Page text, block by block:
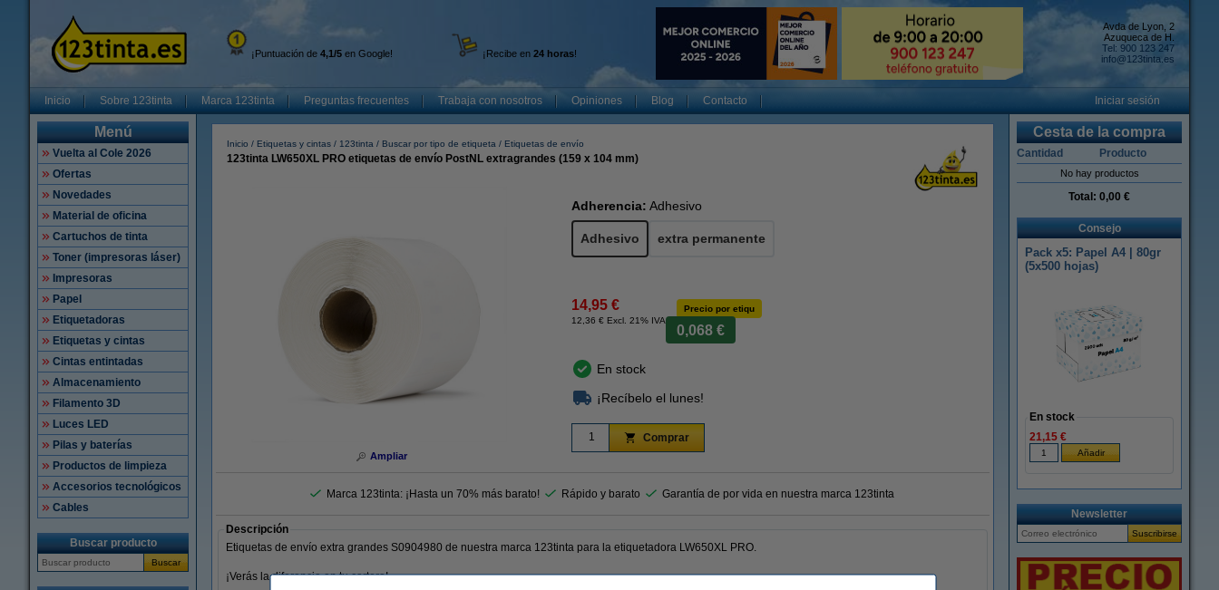
¡Puntuación de 4,1/5 en Google! ¡Recibe en 24 horas!
Avda de Lyon, 2
Azuqueca de H.
Tel: 900 123 247
info@123tinta.es
Inicio Sobre 123tinta Marca 123tinta Preguntas frecuentes Trabaja con nosotros Opiniones Blog Contacto Iniciar sesión
Menú
Vuelta al Cole 2026
Ofertas
Novedades
Material de oficina
Cartuchos de tinta
Toner (impresoras láser)
Impresoras
Papel
Etiquetadoras
Etiquetas y cintas
Cintas entintadas
Almacenamiento
Filamento 3D
Luces LED
Pilas y baterías
Productos de limpieza
Accesorios tecnológicos
Cables
Buscar producto
Buscar
Inicio Etiquetas y cintas 123tinta Buscar por tipo de etiqueta Etiquetas de envío
123tinta LW650XL PRO etiquetas de envío PostNL extragrandes (159 x 104 mm)
Ampliar
Adherencia: Adhesivo
Adhesivo extra permanente
14,95 €
12,36 € Excl. 21% IVA
Precio por etiqu
0,068 €
En stock
¡Recíbelo el lunes!
Comprar
Marca 123tinta: ¡Hasta un 70% más barato! Rápido y barato Garantía de por vida en nuestra marca 123tinta
Descripción
Etiquetas de envío extra grandes S0904980 de nuestra marca 123tinta para la etiquetadora LW650XL PRO.
¡Verás la diferencia en tu cartera!
Cesta de la compra
Cantidad Producto
No hay productos
Total: 0,00 €
Consejo
Pack x5: Papel A4 | 80gr
(5x500 hojas)
En stock
21,15 €
Newsletter